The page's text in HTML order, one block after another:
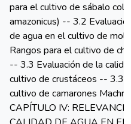
para el cultivo de sábalo
amazonicus) -- 3.2
de agua en el cultivo de
Rangos para el cultivo de
-- 3.3 Evaluación de la
cultivo de crustáceos --
cultivo de camarones
CAPÍTULO IV: